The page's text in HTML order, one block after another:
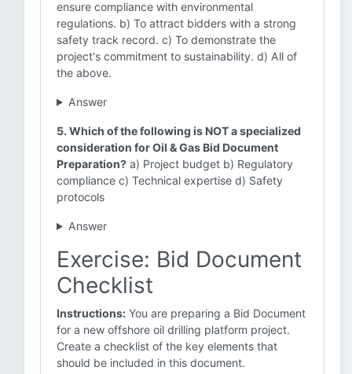
ensure compliance with environmental
regulations. b) To attract bidders with a strong
safety track record. c) To demonstrate the
project's commitment to sustainability. d) All of
the above.
Answer
5. Which of the following is NOT a specialized
consideration for Oil & Gas Bid Document
Preparation? a) Project budget b) Regulatory
compliance c) Technical expertise d) Safety
protocols
Answer
Exercise: Bid Document
Checklist
Instructions: You are preparing a Bid Document
for a new offshore oil drilling platform project.
Create a checklist of the key elements that
should be included in this document.